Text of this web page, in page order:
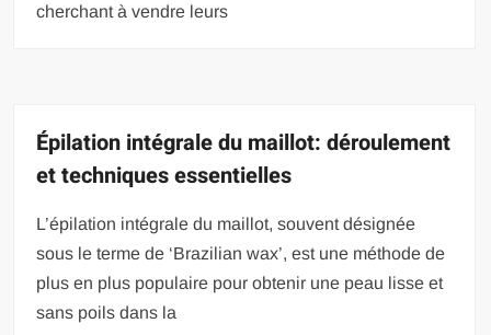
cherchant à vendre leurs
Épilation intégrale du maillot: déroulement
et techniques essentielles
L’épilation intégrale du maillot, souvent désignée
sous le terme de ‘Brazilian wax’, est une méthode de
plus en plus populaire pour obtenir une peau lisse et
sans poils dans la